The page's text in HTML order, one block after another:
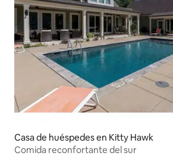
Casa de huéspedes en Kitty Hawk
Comida reconfortante del sur